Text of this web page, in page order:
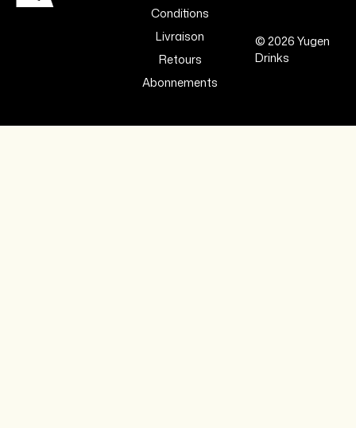
Conditions
Livraison
Retours
Abonnements
© 2026 Yugen
Drinks